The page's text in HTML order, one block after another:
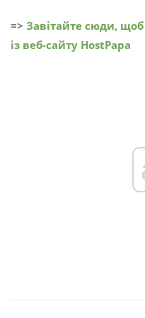
=> Завітайте сюди,
із веб-сайту HostPapa